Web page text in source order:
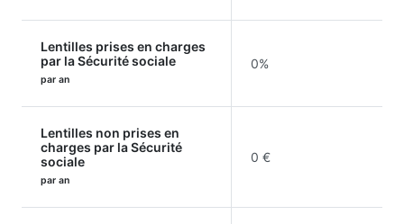
Lentilles prises en charges
par la Sécurité sociale
par an
0%
Lentilles non prises en
charges par la Sécurité
sociale
par an
0 €